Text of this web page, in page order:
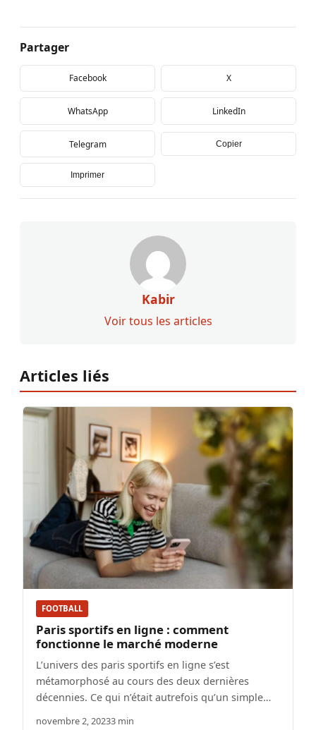
Partager
Facebook X
WhatsApp LinkedIn
Telegram Copier
Imprimer
Kabir
Voir tous les articles
Articles liés
FOOTBALL
Paris sportifs en ligne : comment
fonctionne le marché moderne
L’univers des paris sportifs en ligne s’est
métamorphosé au cours des deux dernières
décennies. Ce qui n’était autrefois qu’un simple…
novembre 2, 20233 min